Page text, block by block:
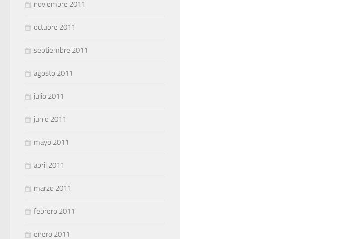
noviembre 2011
octubre 2011
septiembre 2011
agosto 2011
julio 2011
junio 2011
mayo 2011
abril 2011
marzo 2011
febrero 2011
enero 2011